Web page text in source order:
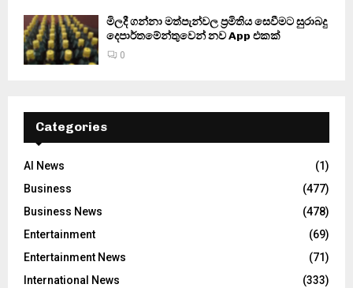
මිලදී ගන්නා මත්පැන්වල ප්‍රමිතිය සෙවීමට සුරාබදු
දෙපාර්තමේන්තුවෙන් නව App එකක්
0
Categories
AI News
(1)
Business
(477)
Business News
(478)
Entertainment
(69)
Entertainment News
(71)
International News
(333)